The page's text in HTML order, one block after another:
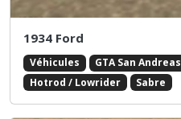
1934 Ford
Véhicules GTA San Andreas
Hotrod / Lowrider
Sabre